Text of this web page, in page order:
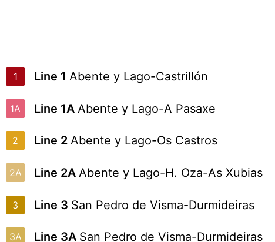
1 Line 1 Abente y Lago-Castrillón
1A Line 1A Abente y Lago-A Pasaxe
2 Line 2 Abente y Lago-Os Castros
2A Line 2A Abente y Lago-H. Oza-As Xubias
3 Line 3 San Pedro de Visma-Durmideiras
3A Line 3A San Pedro de Visma-Durmideiras